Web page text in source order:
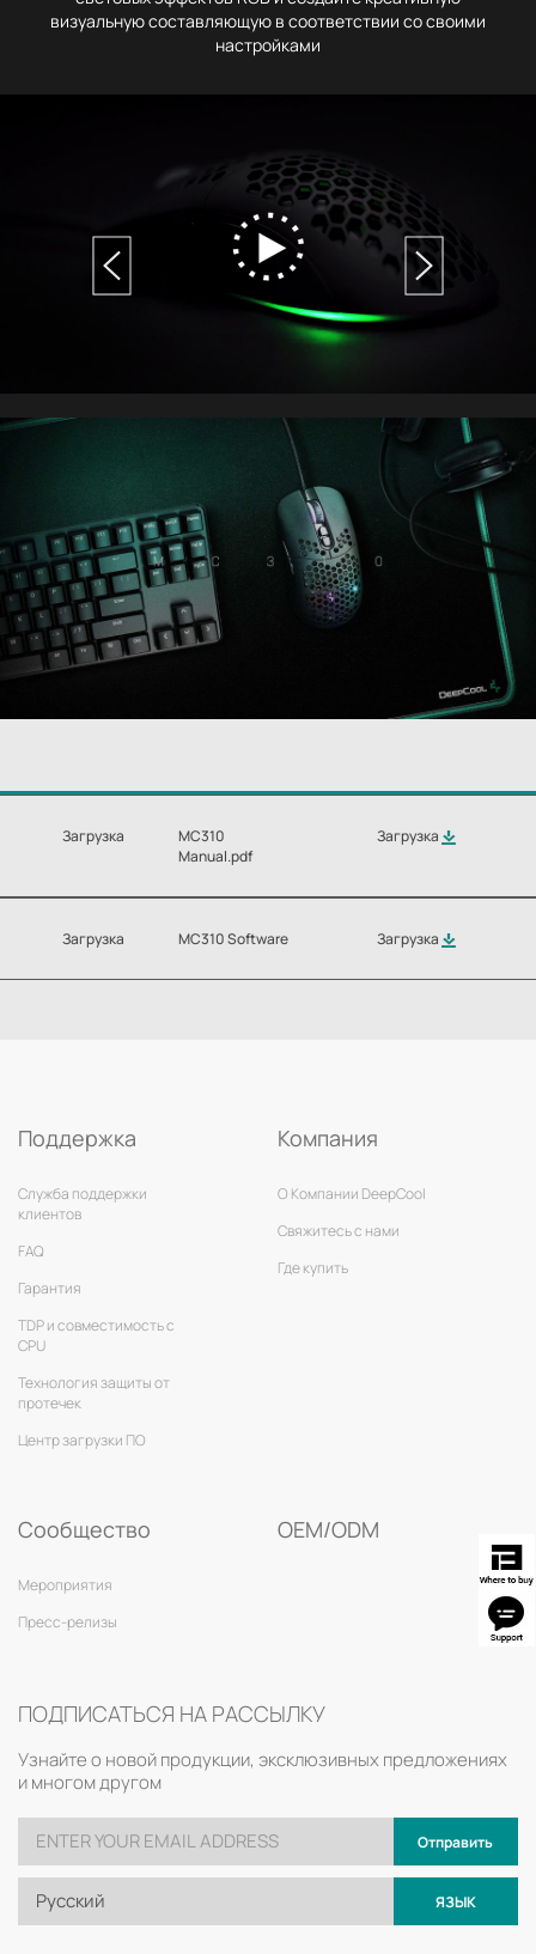
визуальную составляющую в соответствии со своими
настройками
Загрузка
MC310
Manual.pdf
Загрузка
Загрузка MC310 Software Загрузка
Поддержка
Служба поддержки
клиентов
FAQ
Гарантия
TDP и совместимость с
CPU
Технология защиты от
протечек
Центр загрузки ПО
Компания
О Компании DeepCool
Свяжитесь с нами
Где купить
Сообщество
Мероприятия
Пресс-релизы
OEM/ODM
ПОДПИСАТЬСЯ НА РАССЫЛКУ
Узнайте о новой продукции, эксклюзивных предложениях
и многом другом
Отправить
Русский ЯЗЫК